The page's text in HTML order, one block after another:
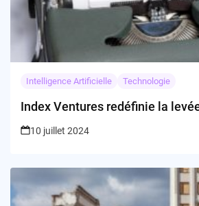
Intelligence Artificielle Technologie
Index Ventures redéfinie la
10 juillet 2024